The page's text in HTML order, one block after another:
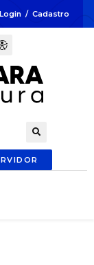
Login / Cadastro